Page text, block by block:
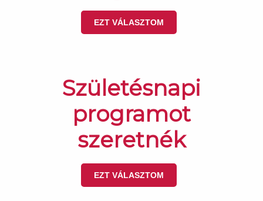
EZT VÁLASZTOM
Születésnapi
programot
szeretnék
EZT VÁLASZTOM